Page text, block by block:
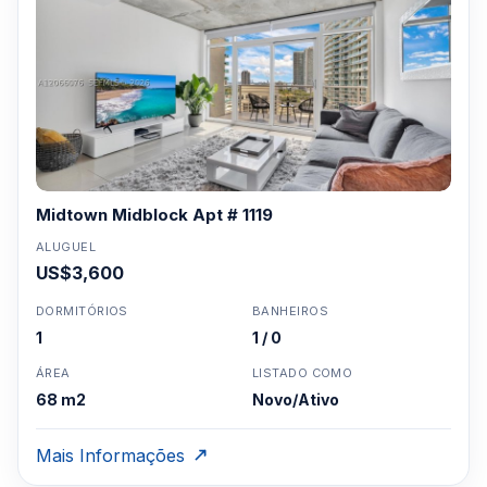
Midtown Midblock Apt # 1119
ALUGUEL
US$3,600
DORMITÓRIOS
1
BANHEIROS
1 / 0
ÁREA
68 m2
LISTADO COMO
Novo/Ativo
Mais Informações